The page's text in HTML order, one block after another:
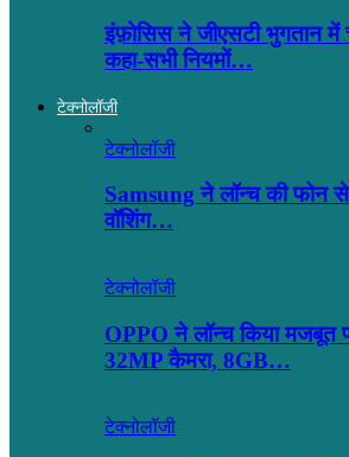
इंफ़ोसिस ने जीएसटी भुगतान में
कहा-सभी नियमों…
टेक्नोलॉजी
टेक्नोलॉजी
Samsung ने लॉन्च की फोन
वॉशिंग…
टेक्नोलॉजी
OPPO ने लॉन्‍च किया
32MP कैमरा, 8GB…
टेक्नोलॉजी